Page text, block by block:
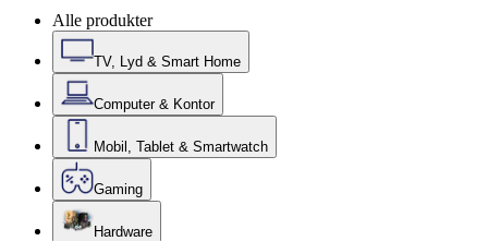
Alle produkter
TV, Lyd & Smart Home
Computer & Kontor
Mobil, Tablet & Smartwatch
Gaming
Hardware